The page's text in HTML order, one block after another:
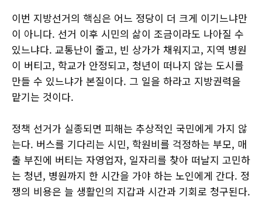
이번 지방선거의 핵심은 어느 정당이 더 크게 이기느냐만
이 아니다. 선거 이후 시민의 삶이 조금이라도 나아질 수
있느냐다. 교통난이 줄고, 빈 상가가 채워지고, 지역 병원
이 버티고, 학교가 안정되고, 청년이 떠나지 않는 도시를
만들 수 있느냐가 본질이다. 그 일을 하라고 지방권력을
맡기는 것이다.
정책 선거가 실종되면 피해는 추상적인 국민에게 가지 않
는다. 버스를 기다리는 시민, 학원비를 걱정하는 부모, 매
출 부진에 버티는 자영업자, 일자리를 찾아 떠날지 고민하
는 청년, 병원까지 한 시간을 가야 하는 노인에게 간다. 정
쟁의 비용은 늘 생활인의 지갑과 시간과 기회로 청구된다.